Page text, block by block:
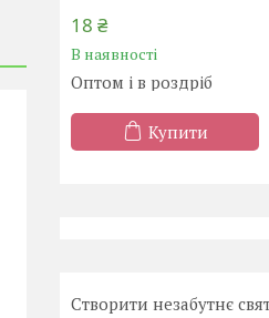
18 ₴
В наявності
Оптом і в роздріб
Купити
Створити незабутнє